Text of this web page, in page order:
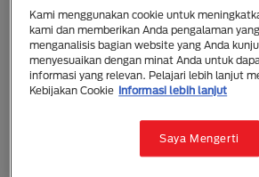
Seekor anjing yang tampak
King Charles Spaniel memiliki
dan kokoh serta rambut panjang
atau sedikit melambai. Rambutnya
hitam dan cokelat; tiga warna
cokelat); Blenheim (putih dengan
Kami menggunakan cookie untuk
kami dan memberikan Anda pengalaman
menganalisis bagian website yang Anda
menyesuaikan dengan minat Anda untuk
informasi yang relevan. Pelajari lebih lanjut
Kebijakan Cookie
Informasi lebih lanjut
Saya Mengerti